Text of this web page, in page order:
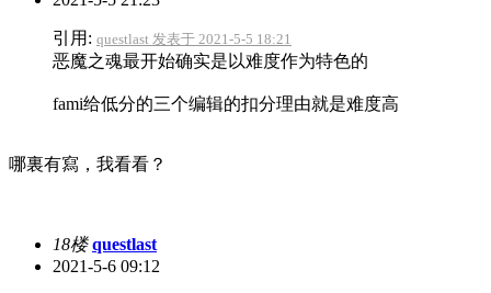
引用: questlast 发表于 2021-5-5 18:21
恶魔之魂最开始确实是以难度作为特色的
fami给低分的三个编辑的扣分理由就是难度高
哪裏有寫，我看看？
18楼 questlast
2021-5-6 09:12